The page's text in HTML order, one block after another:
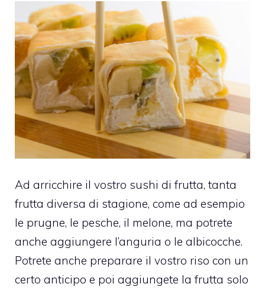
Ad arricchire il vostro sushi di frutta, tanta
frutta diversa di stagione, come ad esempio
le prugne, le pesche, il melone, ma potrete
anche aggiungere l’anguria o le albicocche.
Potrete anche preparare il vostro riso con un
certo anticipo e poi aggiungete la frutta solo